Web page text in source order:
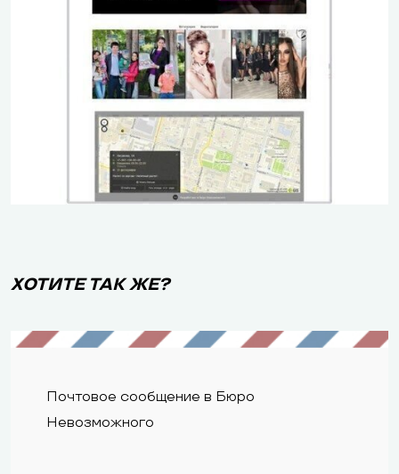
ХОТИТЕ ТАК ЖЕ?
Почтовое сообщение в Бюро
Невозможного